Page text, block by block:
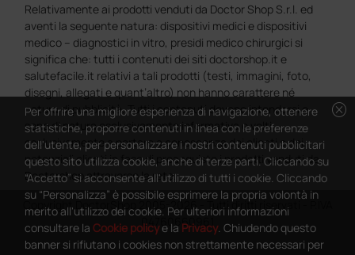
Relativamente ai prodotti venduti da Doctor Shop S.r.l. ed
aventi la seguente natura: dispositivi medici e dispositivi
medico – diagnostici in vitro, presidi medico chirurgici si
significa che: tutti i contenuti dei siti doctorshop.it e
salutefacile.it relativi a tali prodotti (testi, immagini, foto,
disegni, allegati e quant’altro) non hanno carattere né
natura di pubblicità. Tutti i contenuti devono intendersi e
sono di natura esclusivamente informativa e volti
esclusivamente a portare a conoscenza dei clienti e dei
potenziali clienti in fase di preacquisto i prodotti venduti da
Doctorshop attraverso la rete.
Copyright DoctorShop 2005-2026 - Tutti diritti riservati - P.IVA
04760660961
cancel
Per offrire una migliore esperienza di navigazione, ottenere
statistiche, proporre contenuti in linea con le preferenze
dell'utente, per personalizzare i nostri contenuti pubblicitari
questo sito utilizza cookie, anche di terze parti. Cliccando su
“Accetto” si acconsente all'utilizzo di tutti i cookie. Cliccando
su “Personalizza” è possibile esprimere la propria volontà in
merito all'utilizzo dei cookie. Per ulteriori informazioni
consultare la Cookie policye la Privacy. Chiudendo questo
banner si rifiutano i cookies non strettamente necessari per